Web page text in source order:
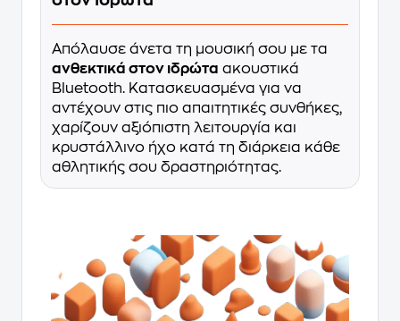
Απόλαυσε άνετα τη μουσική σου με τα
ανθεκτικά στον ιδρώτα ακουστικά
Bluetooth. Κατασκευασμένα για να
αντέχουν στις πιο απαιτητικές συνθήκες,
χαρίζουν αξιόπιστη λειτουργία και
κρυστάλλινο ήχο κατά τη διάρκεια κάθε
αθλητικής σου δραστηριότητας.